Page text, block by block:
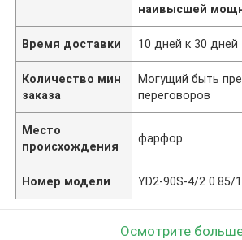
наивысшей
Время доставки 10 дней к 30 дней
Количество мин
заказа
Могущий быть
переговоров
Место
происхождения
фарфор
Номер модели YD2-90S-4/2 0.85/
Осмотрите